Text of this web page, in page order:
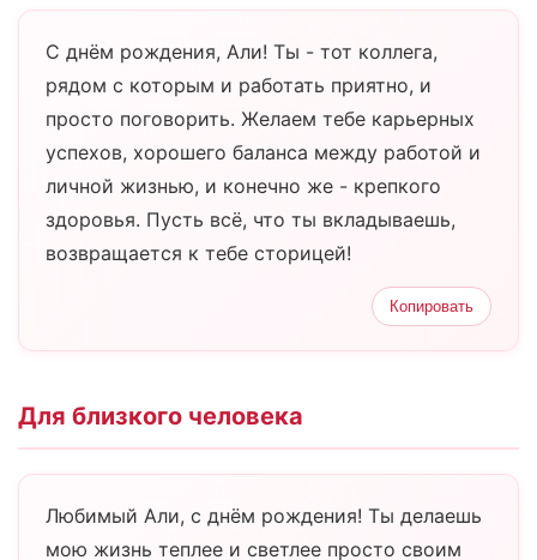
С днём рождения, Али! Ты - тот коллега,
рядом с которым и работать приятно, и
просто поговорить. Желаем тебе карьерных
успехов, хорошего баланса между работой и
личной жизнью, и конечно же - крепкого
здоровья. Пусть всё, что ты вкладываешь,
возвращается к тебе сторицей!
Копировать
Для близкого человека
Любимый Али, с днём рождения! Ты делаешь
мою жизнь теплее и светлее просто своим